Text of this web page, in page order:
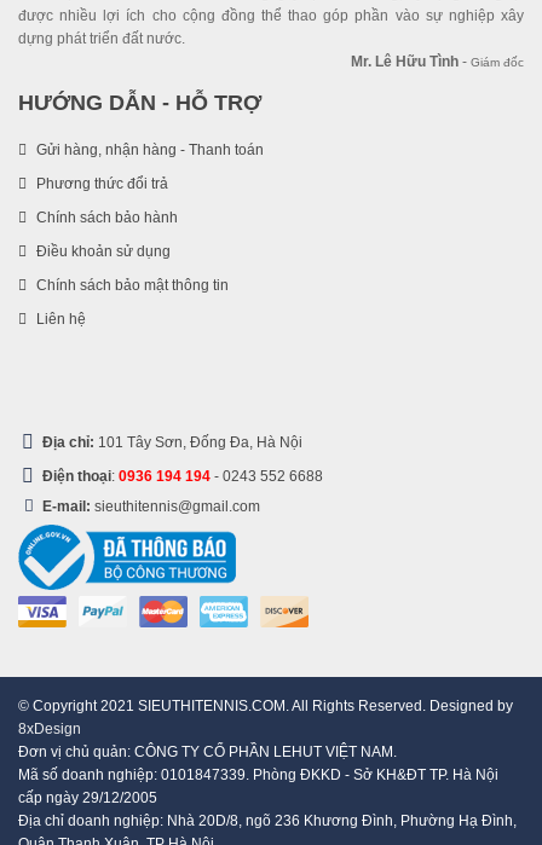
được nhiều lợi ích cho cộng đồng thể thao góp phần vào sự nghiệp xây
dựng phát triển đất nước.
Mr. Lê Hữu Tình - Giám đốc
HƯỚNG DẪN - HỖ TRỢ
Gửi hàng, nhận hàng - Thanh toán
Phương thức đổi trả
Chính sách bảo hành
Điều khoản sử dụng
Chính sách bảo mật thông tin
Liên hệ
Địa chỉ: 101 Tây Sơn, Đống Đa, Hà Nội
Điện thoại: 0936 194 194 - 0243 552 6688
E-mail: sieuthitennis@gmail.com
© Copyright 2021 SIEUTHITENNIS.COM. All Rights Reserved. Designed by
8xDesign
Đơn vị chủ quản: CÔNG TY CỔ PHẦN LEHUT VIỆT NAM.
Mã số doanh nghiệp: 0101847339. Phòng ĐKKD - Sở KH&ĐT TP. Hà Nội
cấp ngày 29/12/2005
Địa chỉ doanh nghiệp: Nhà 20D/8, ngõ 236 Khương Đình, Phường Hạ Đình,